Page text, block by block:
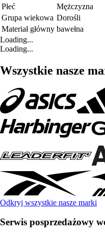
Płeć
Mężczyzna
Grupa wiekowa Dorośli
Materiał główny bawełna
Loading...
Loading...
Wszystkie nasze
Odkryj wszystkie nasze marki
Serwis posprzedażowy